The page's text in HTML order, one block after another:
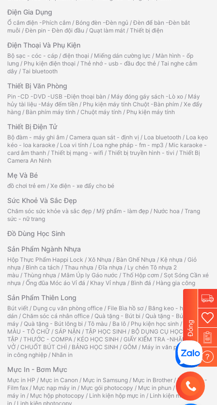
Điện Gia Dụng
Ổ cắm điện -Phích cắm / Bóng đèn -Đèn ngủ /Đèn để bàn -Đèn bắt
muỗi /Đèn pin - Đèn đội đầu / Quạt làm mát / Thiết bị điện
Điện Thoại Và Phụ Kiện
Bộ sạc - cóc - cáp / điện thoại / Miếng dán cường lực / Màn hình - ốp
lưng / Phụ kiện điện thoại / Thẻ nhớ - usb - đầu đọc thẻ / Tai nghe cắm
dây / Tai bluetooth
Thiết Bị Văn Phòng
Pin -CD -DVD -USB -Điện thoại bàn / Máy đóng gáy sách -Lò xo / Máy
hủy tài liệu -Máy đếm tiền / Phụ kiện máy tính Chuột -Bàn phím / Xe đẩy
hàng / Bàn phím máy tính / Chuột máy tính / Phụ kiện máy tính
Thiết Bị Điện Tử
Bộ đàm - máy ghi âm / Camera quan sát - định vị / Loa bluetooth / Loa kẹo
kéo - loa karaoke / Loa vi tính / Loa nghe pháp - fm - mp3 / Mic karaoke -
card âm thanh / Thiết bị mạng - wifi / Thiết bị truyền hình - tivi / Thiết Bị
Camera An Ninh
Mẹ Và Bé
đồ chơi trẻ em / Xe điện - xe đẩy cho bé
Sức Khoẻ Và Sắc Đẹp
Chăm sóc sức khỏe và sắc đẹp / Mỹ phẩm - làm đẹp / Nước hoa / Trang
sức - nữ trang
Đồ Dùng Học Sinh
Sản Phẩm Ngành Nhựa
Hộp Thực Phẩm Happi Lock / Xô Nhựa / Bàn Ghế Nhựa / Kệ nhựa / Giỏ
nhựa / Bình ca tách / Thau nhựa /Đĩa nhựa / Ly chén Tô nhựa 2
màu / Thùng nhựa / Mâm Úp ly Gáo nước / Thố Hộp cơm / Sọt Sóng Cần xé
nhựa / Ống đũa Móc áo Vỉ đá / Khay Vỉ nhựa / Bình đá / Hàng gia công
Sản Phẩm Thiên Long
Bút viết / Dụng cụ văn phòng office / File Bìa hồ sơ / Băng keo - hồ
dán / Chăm sóc cá nhân office / Quà tặng - Bút bi / Quà tặng - Bút
máy / Quà tặng - Bút lông bi / Tô màu / Ba lô / Phụ kiện học sinh /
TẬP TÔ
MÀU - TÔ CHỮ / SÁP NẶN / TẬP HỌC SINH / BỘ DỤNG CỤ HỌC
TẬP / THƯỚC - COMPA / KÉO HỌC SINH / GIẤY KIỂM TRA -NHÃN
VỞ / CHUỐT BÚT CHÌ / BẢNG HỌC SINH / GÔM / Máy in văn phòng
Máy
in công nghiệp / Nhãn in
Mực In - Bơm Mực
Mực in HP / Mực in Canon / Mực in Samsung / Mực in Brother /Ruy băng -
Film fax / Mực nạp máy in / Mực gói photocopy / Mực in phun / Hộp mực
máy in / Mực hộp photocopy / Linh kiện hộp mực in / Linh kiện máy
in / Linh kiện photocopy
Đóng
?